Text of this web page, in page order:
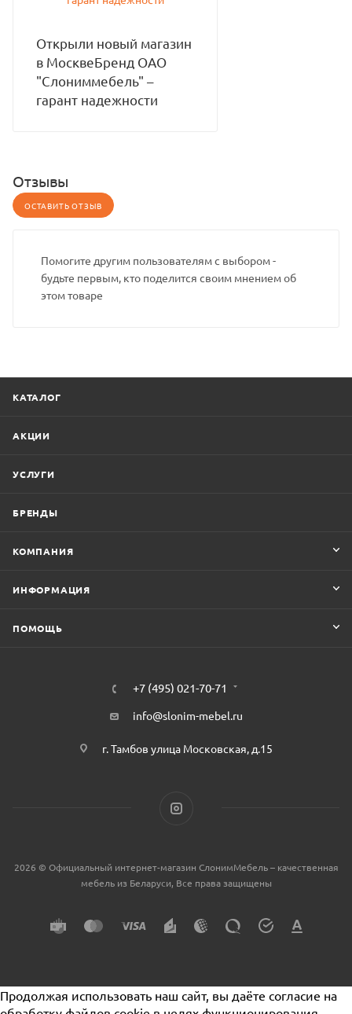
Открыли новый магазин
в МосквеБренд ОАО
"Слониммебель" –
гарант надежности
Отзывы
ОСТАВИТЬ ОТЗЫВ
Помогите другим пользователям с выбором -
будьте первым, кто поделится своим мнением об
этом товаре
КАТАЛОГ
АКЦИИ
УСЛУГИ
БРЕНДЫ
КОМПАНИЯ
ИНФОРМАЦИЯ
ПОМОЩЬ
+7 (495) 021-70-71
info@slonim-mebel.ru
г. Тамбов улица Московская, д.15
2026 © Официальный интернет-магазин СлонимМебель – качественная
мебель из Беларуси, Все права защищены
Продолжая использовать наш сайт, вы даёте согласие на